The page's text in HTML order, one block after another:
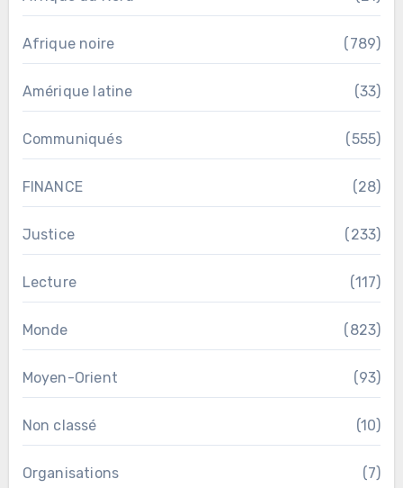
Afrique noire (789)
Amérique latine (33)
Communiqués (555)
FINANCE (28)
Justice (233)
Lecture (117)
Monde (823)
Moyen-Orient (93)
Non classé (10)
Organisations (7)